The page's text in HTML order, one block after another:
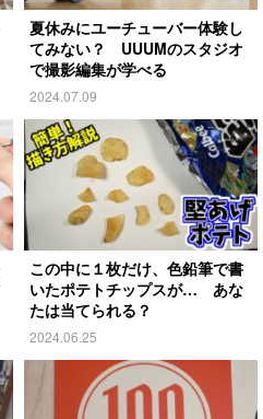
夏休みにユーチューバー体験し
てみない？ UUUMのスタジオ
で撮影編集が学べる
2024.07.09
この中に１枚だけ、色鉛筆で書
いたポテトチップスが… あな
たは当てられる？
2024.06.25